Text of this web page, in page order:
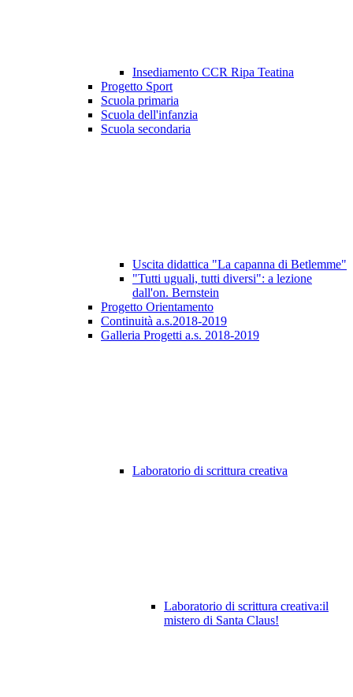
Insediamento CCR Ripa Teatina
Progetto Sport
Scuola primaria
Scuola dell'infanzia
Scuola secondaria
Uscita didattica "La capanna di Betlemme"
"Tutti uguali, tutti diversi": a lezione
dall'on. Bernstein
Progetto Orientamento
Continuità a.s.2018-2019
Galleria Progetti a.s. 2018-2019
Laboratorio di scrittura creativa
Laboratorio di scrittura creativa:il
mistero di Santa Claus!